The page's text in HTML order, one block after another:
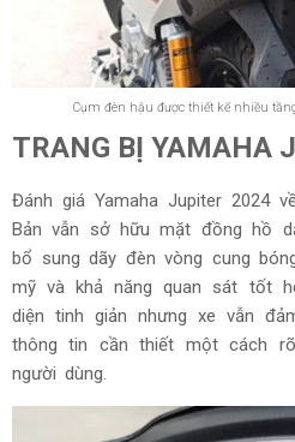
Cụm đèn hậu được thiết kế nhiều
TRANG BỊ YAMAHA
Đánh giá Yamaha Jupiter 2024
Bản vẫn sở hữu mặt đồng hồ
bổ sung dãy đèn vòng cung
mỹ và khả năng quan sát tốt
diện tinh giản nhưng xe vẫn
thông tin cần thiết một cách
người dùng.